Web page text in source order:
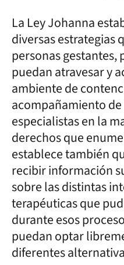
La Ley Johanna
diversas estrategias
personas gestantes,
puedan atravesar y
ambiente de
acompañamiento
especialistas en la
derechos que
establece también
recibir información
sobre las distintas
terapéuticas que
durante esos
puedan optar
diferentes